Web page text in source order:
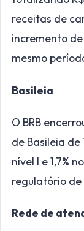
receitas de
incremento
mesmo
Basileia
O BRB
de Basileia de
nível I e 1,7%
regulatório de
Rede de